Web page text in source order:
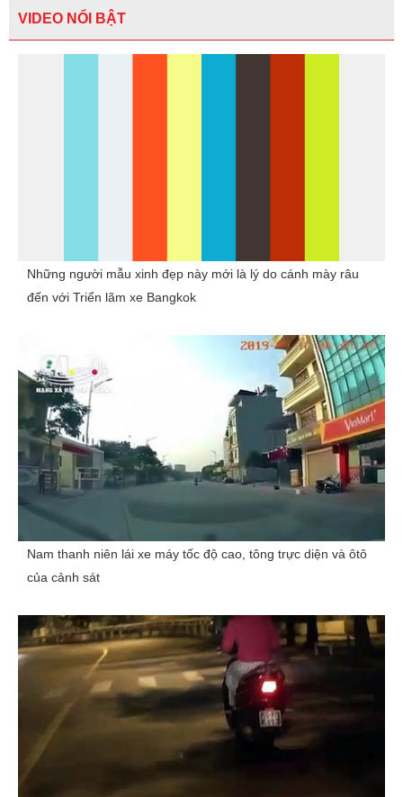
VIDEO NỔI BẬT
Những người mẫu xinh đẹp này mới là lý do cánh mày râu
đến với Triển lãm xe Bangkok
Nam thanh niên lái xe máy tốc độ cao, tông trực diện và ôtô
của cảnh sát